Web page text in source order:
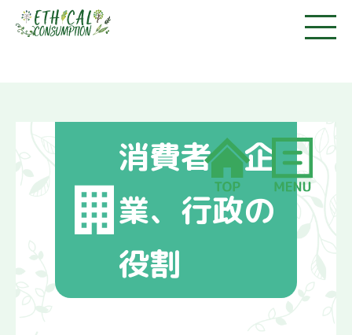
https://kyoto-ethical.com/
消費者、企
業、行政の
役割
消費者市民になろう
1.消費者って誰のこと？